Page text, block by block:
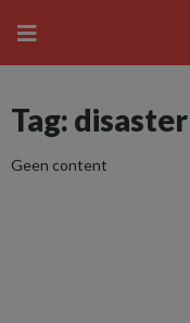
Tag:
Geen content